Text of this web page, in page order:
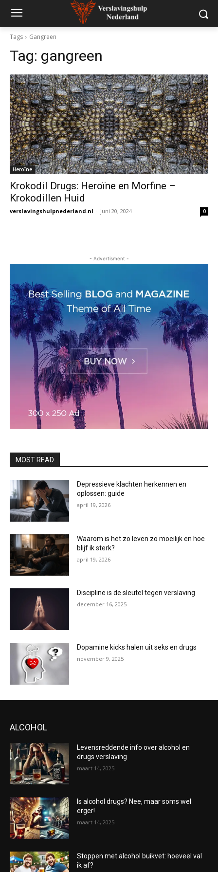
Tags Gangreen
Tag: gangreen
Heroïne
Krokodil Drugs: Heroïne en Morfine –
Krokodillen Huid
verslavingshulpnederland.nl - juni 20, 2024 0
- Advertisment -
MOST READ
Depressieve klachten herkennen en
oplossen: guide
april 19, 2026
Waarom is het zo leven zo moeilijk en hoe
blijf ik sterk?
april 19, 2026
Discipline is de sleutel tegen verslaving
december 16, 2025
Dopamine kicks halen uit seks en drugs
november 9, 2025
ALCOHOL
Levensreddende info over alcohol en
drugs verslaving
maart 14, 2025
Is alcohol drugs? Nee, maar soms wel
erger!
maart 14, 2025
Stoppen met alcohol buikvet: hoeveel val
ik af?